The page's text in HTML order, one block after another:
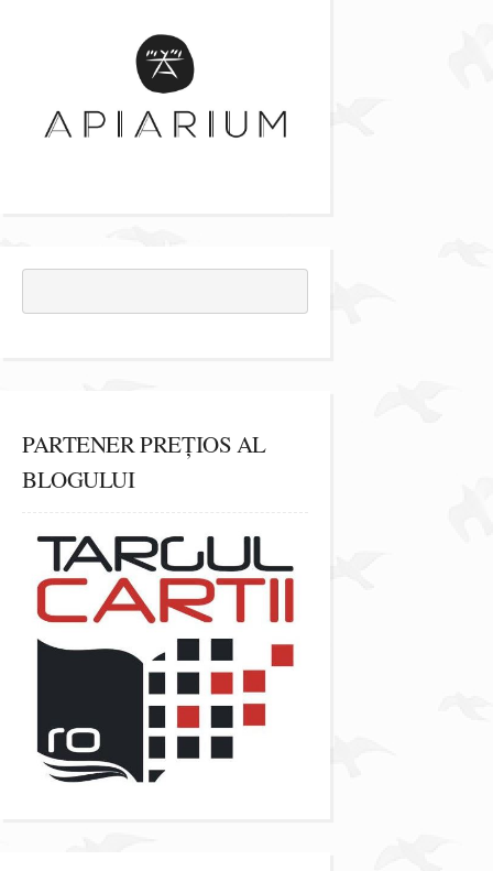
PARTENER PREȚIOS AL
BLOGULUI